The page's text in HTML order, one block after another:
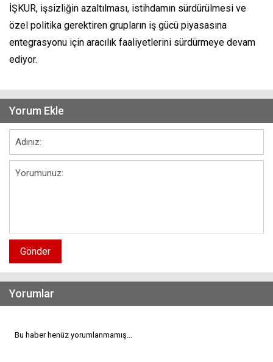
İŞKUR, işsizliğin azaltılması, istihdamın sürdürülmesi ve
özel politika gerektiren grupların iş gücü piyasasına
entegrasyonu için aracılık faaliyetlerini sürdürmeye devam
ediyor.
Yorum Ekle
Gönder
Yorumlar
Bu haber henüz yorumlanmamış...